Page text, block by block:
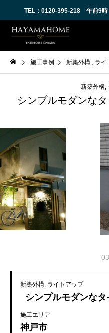
TEL：0120-395-218 午前9時
施工事例 新築外構 ライ
新築外構
シンプルモダンな
03
新築外構 ライトアップ
シンプルモダンな
施工エリア
神戸市